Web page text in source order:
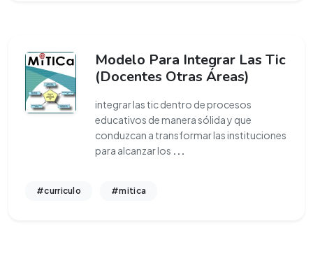
Modelo Para Integrar Las Tic
(Docentes Otras Áreas)
integrar las tic dentro de procesos
educativos de manera sólida y que
conduzcan a transformar las instituciones
para alcanzar los ...
#curriculo #mitica